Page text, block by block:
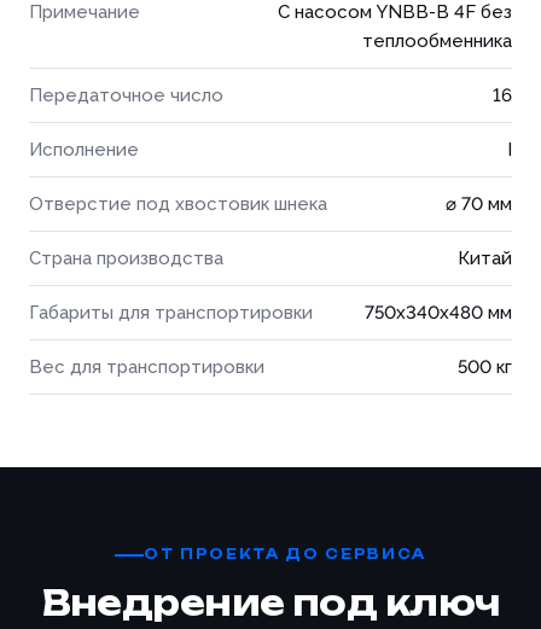
Примечание
С насосом YNBB-B 4F без
теплообменника
Передаточное число 16
Исполнение I
Отверстие под хвостовик шнека ⌀ 70 мм
Страна производства Китай
Габариты для транспортировки 750x340x480 мм
Вес для транспортировки 500 кг
ОТ ПРОЕКТА ДО СЕРВИСА
Внедрение под ключ